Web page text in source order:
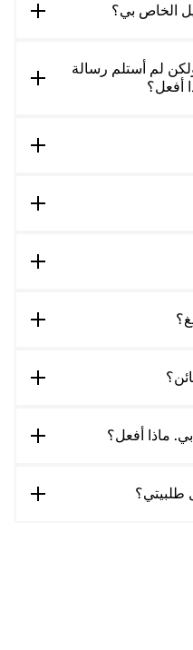
الخاص بي؟
لم أستلم رسالة
أفعل؟
ماذا أفعل؟